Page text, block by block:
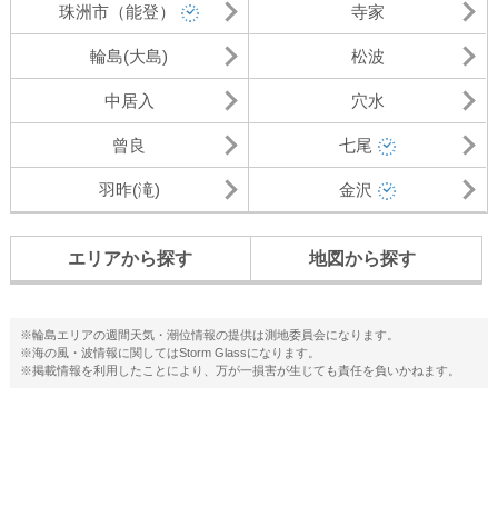
珠洲市（能登） 寺家
輪島(大島) 松波
中居入 穴水
曾良 七尾
羽昨(滝) 金沢
エリアから探す 地図から探す
※輪島エリアの週間天気・潮位情報の提供は測地委員会になります。
※海の風・波情報に関してはStorm Glassになります。
※掲載情報を利用したことにより、万が一損害が生じても責任を負いかねます。